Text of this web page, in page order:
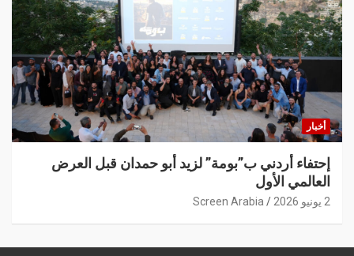
أخبار
إحتفاء أردني ب”بومة” لزيد أبو حمدان قبل العرض
العالمي الأول
2 يونيو 2026 Screen Arabia